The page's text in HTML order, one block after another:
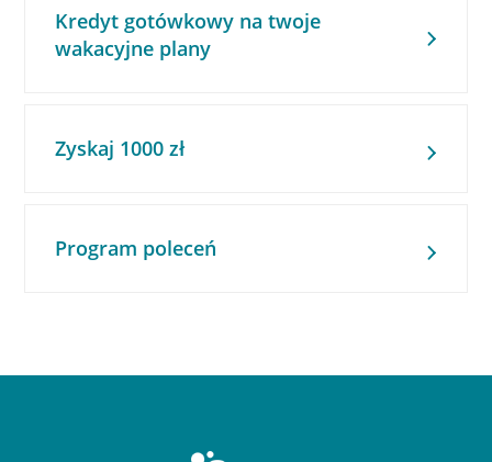
Kredyt gotówkowy na twoje
wakacyjne plany
Zyskaj 1000 zł
Program poleceń